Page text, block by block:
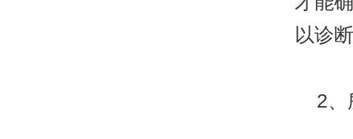
以诊
2、